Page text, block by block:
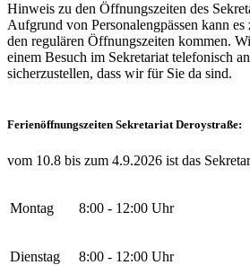
Hinweis zu den Öffnungszeiten des
Aufgrund von Personalengpässen kann
den regulären Öffnungszeiten kommen.
einem Besuch im Sekretariat telefonisch
sicherzustellen, dass wir für Sie da sind.
Ferienöffnungszeiten Sekretariat Deroystraße:
vom 10.8 bis zum 4.9.2026 ist das
Montag 8:00 - 12:00 Uhr
Dienstag 8:00 - 12:00 Uhr